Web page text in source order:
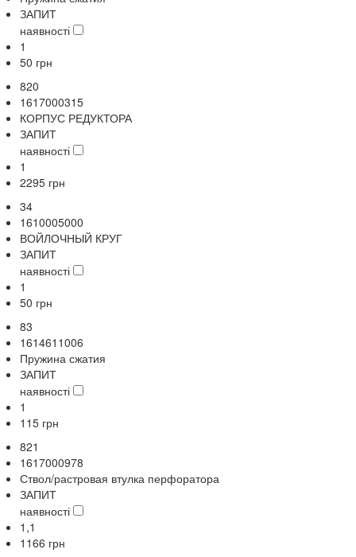
ЗАПИТ
наявності
1
50 грн
820
1617000315
КОРПУС РЕДУКТОРА
ЗАПИТ
наявності
1
2295 грн
34
1610005000
ВОЙЛОЧНЫЙ КРУГ
ЗАПИТ
наявності
1
50 грн
83
1614611006
Пружина сжатия
ЗАПИТ
наявності
1
115 грн
821
1617000978
Ствол/растровая втулка перфоратора
ЗАПИТ
наявності
1,1
1166 грн